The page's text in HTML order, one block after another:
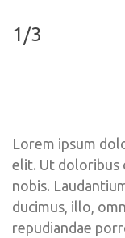
1/3
Lorem ipsum
elit. Ut doloribus
nobis.
ducimus, illo,
repudiandae